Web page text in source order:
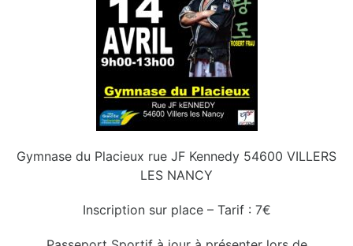
Gymnase du Placieux rue JF Kennedy 54600 VILLERS
LES NANCY
Inscription sur place – Tarif : 7€